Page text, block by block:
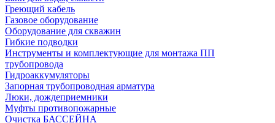
Греющий кабель
Газовое оборудование
Оборудование для скважин
Гибкие подводки
Инструменты и комплектующие для монтажа ПП
трубопровода
Гидроаккумуляторы
Запорная трубопроводная арматура
Люки, дождеприемники
Муфты противопожарные
Очистка БАССЕЙНА